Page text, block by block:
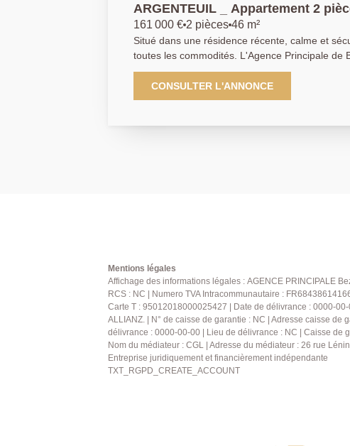
ARGENTEUIL _ Appartement 2
161 000 € 2 pièces 46 m²
Situé dans une résidence récente, calme et
toutes les commodités. L'Agence Principale de
vous présenter ce magnifique appartement de 2
m2 et sa terrasse privative de 24 m2. Idéal pour
barbecue en famille ou entre amis, vous
CONSULTER L'ANNONCE
Mentions légales
Affichage des informations légales : AGENCE PRINCIPALE
RCS : NC | Numero TVA Intracommunautaire :
Carte T : 95012018000025427 | Date de délivrance : 0000-
ALLIANZ. | N° de caisse de garantie : NC | Adresse caisse
délivrance : 0000-00-00 | Lieu de délivrance : NC | Caisse de
Nom du médiateur : CGL | Adresse du médiateur : 26 rue
Entreprise juridiquement et financièrement indépendante
TXT_RGPD_CREATE_ACCOUNT